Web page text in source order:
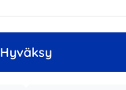
Hyväksy